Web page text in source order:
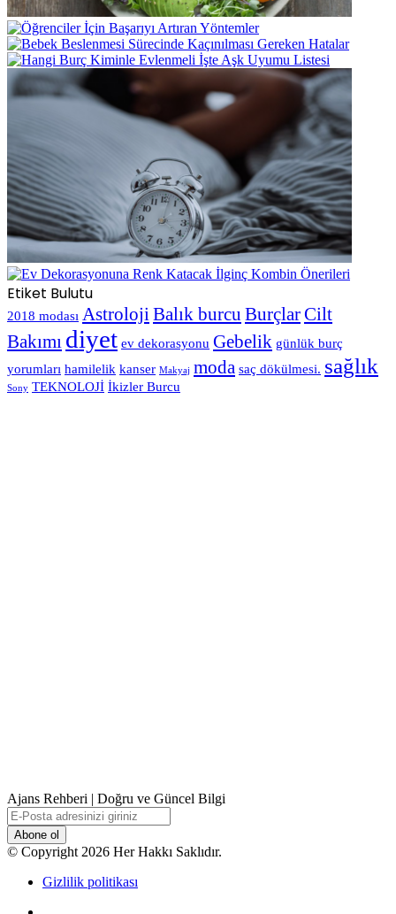
Etiket Bulutu
2018 modası Astroloji Balık burcu BurçlarCilt
Bakımı diyet ev dekorasyonu Gebelik günlük burç
yorumları hamilelik kanser Makyaj moda saç dökülmesi. sağlık
Sony TEKNOLOJİ İkizler Burcu
Ajans Rehberi | Doğru ve Güncel Bilgi
E-
Posta
adresinizi
giriniz
© Copyright 2026 Her Hakkı Saklıdır.
Gizlilik politikası